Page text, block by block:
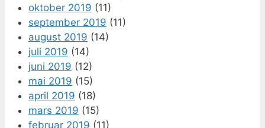
oktober 2019 (11)
september 2019 (11)
august 2019 (14)
juli 2019 (14)
juni 2019 (12)
mai 2019 (15)
april 2019 (18)
mars 2019 (15)
februar 2019 (11)